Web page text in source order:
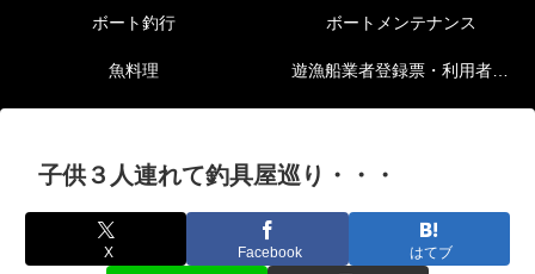
ボート釣行 ボートメンテナンス
魚料理 遊漁船業者登録票・利用者の安全確保等に関する情報
子供３人連れて釣具屋巡り・・・
X Facebook はてブ